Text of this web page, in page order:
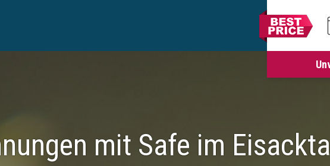
mit Safe im Eisacktal